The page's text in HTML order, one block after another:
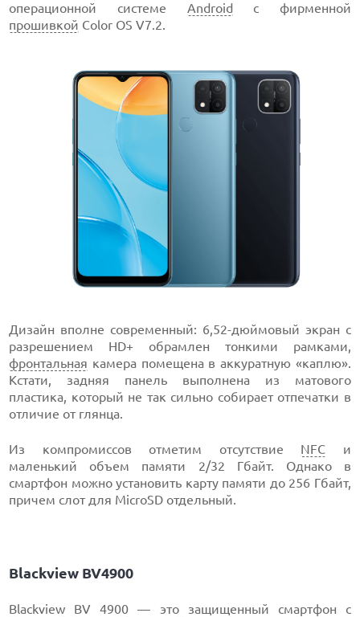
операционной системе Android с фирменной
прошивкой Color OS V7.2.
Дизайн вполне современный: 6,52-дюймовый экран с
разрешением HD+ обрамлен тонкими рамками,
фронтальная камера помещена в аккуратную «каплю».
Кстати, задняя панель выполнена из матового
пластика, который не так сильно собирает отпечатки в
отличие от глянца.
Из компромиссов отметим отсутствие NFC и
маленький объем памяти 2/32 Гбайт. Однако в
смартфон можно установить карту памяти до 256 Гбайт,
причем слот для MicroSD отдельный.
Blackview BV4900
Blackview BV 4900 — это защищенный смартфон с